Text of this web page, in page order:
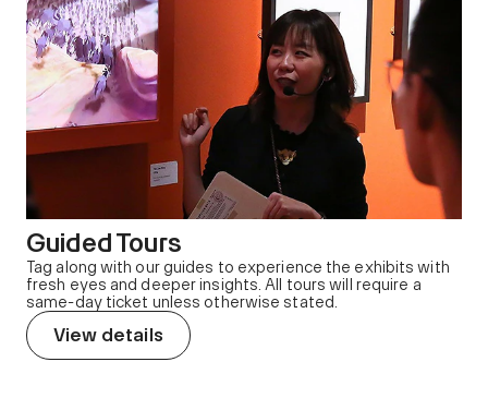
Guided Tours
Tag along with our guides to experience the exhibits with
fresh eyes and deeper insights. All tours will require a
same-day ticket unless otherwise stated.
View details